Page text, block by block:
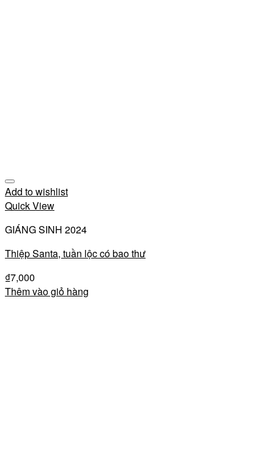
Add to wishlist
Quick View
GIÁNG SINH 2024
Thiệp Santa, tuần lộc có bao thư
₫7,000
Thêm vào giỏ hàng